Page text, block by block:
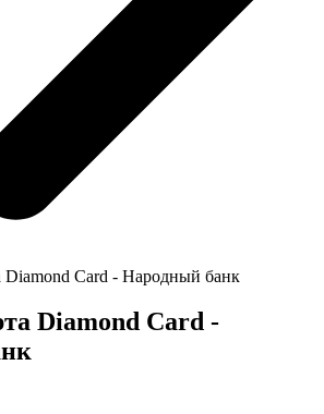
Diamond Card - Народный банк
Diamond Card -